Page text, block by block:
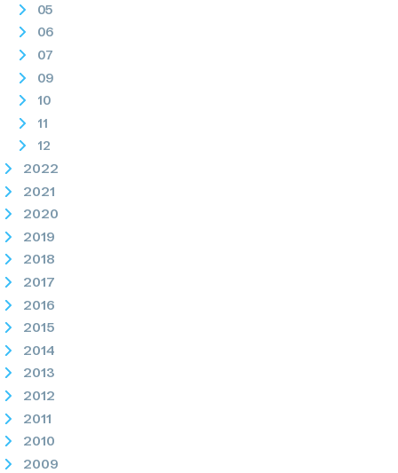
05
06
07
09
10
11
12
2022
2021
2020
2019
2018
2017
2016
2015
2014
2013
2012
2011
2010
2009